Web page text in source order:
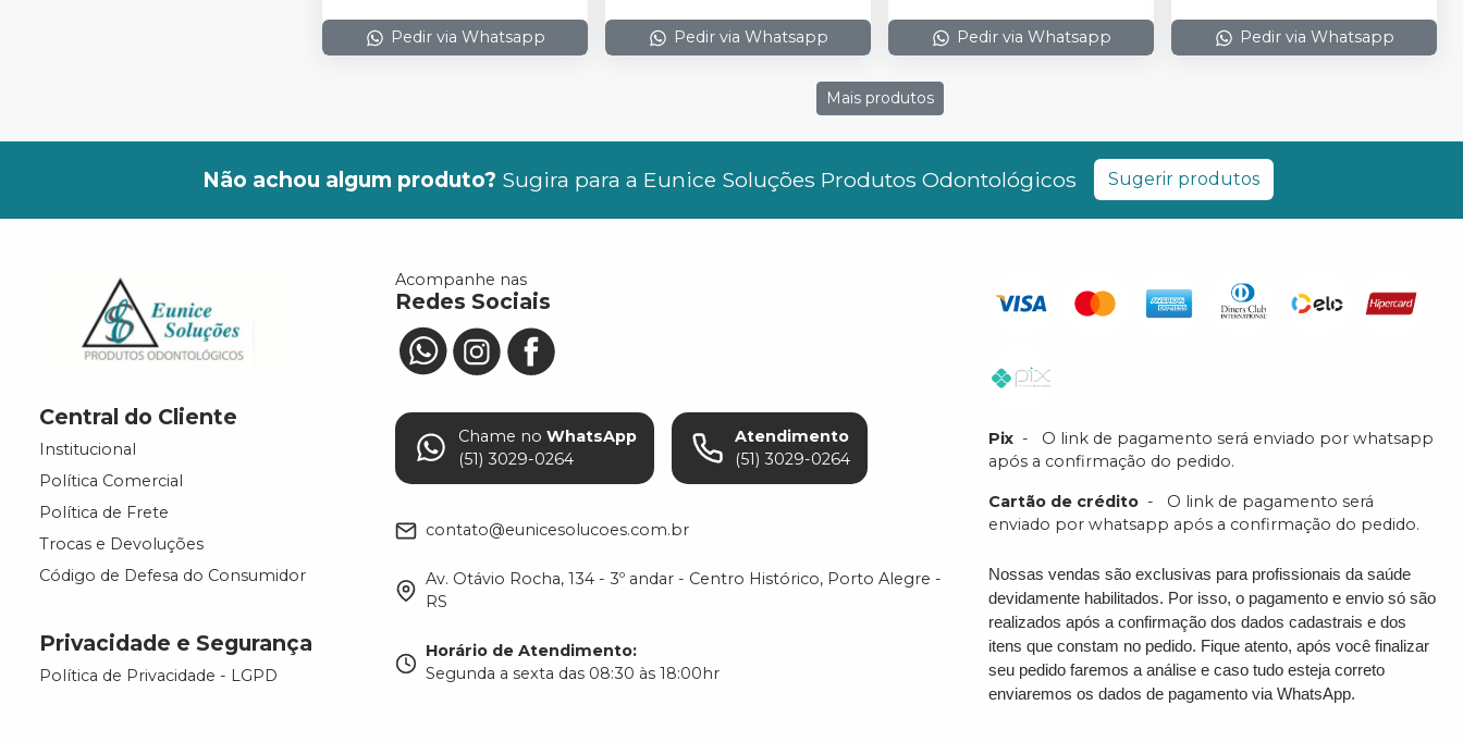
Pedir via Whatsapp Pedir via Whatsapp Pedir via Whatsapp Pedir via Whatsapp
Mais produtos
Não achou algum produto? Sugira para a Eunice Soluções Produtos Odontológicos Sugerir produtos
Central do Cliente
Institucional
Política Comercial
Política de Frete
Trocas e Devoluções
Código de Defesa do Consumidor
Privacidade e Segurança
Política de Privacidade - LGPD
Acompanhe nas
Redes Sociais
Chame no WhatsApp
(51) 3029-0264
Atendimento
(51) 3029-0264
contato@eunicesolucoes.com.br
Av. Otávio Rocha, 134 - 3º andar - Centro Histórico, Porto Alegre -
RS
Horário de Atendimento:
Segunda a sexta das 08:30 às 18:00hr
Pix -
O link de pagamento será enviado por whatsapp
após a confirmação do pedido.
Cartão de crédito -
O link de pagamento será
enviado por whatsapp após a confirmação do pedido.
Nossas vendas são exclusivas para profissionais da saúde
devidamente habilitados. Por isso, o pagamento e envio só são
realizados após a confirmação dos dados cadastrais e dos
itens que constam no pedido. Fique atento, após você finalizar
seu pedido faremos a análise e caso tudo esteja correto
enviaremos os dados de pagamento via WhatsApp.